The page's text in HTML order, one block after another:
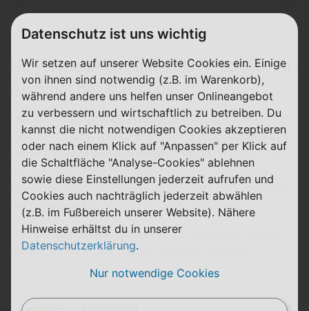
Hilfreiche Infos zum Galaxy-S26-Ultra-
Angebot bei Klarmobil
Wer seine bestehende Handynummer mitnehmen
möchte: Dies ist natürlich auch in diesemGalaxy-S26-
Ultra-Angebot von Klarmobil möglich. Wichtig allein
ist hier, dass diese Nummer dann nicht aus einem
Klarmobil-Tarif , der bereits im D2-Netz von Vodafone
läuft, stammt (auch nicht Dr. SIM oder crash).
Wie dieRufnummernmitnahme bei Klarmobil
abläuft, erklären wir hier noch einmal genauer:
Datenschutz ist uns wichtig
Wir setzen auf unserer Website Cookies ein. Einige
von ihnen sind notwendig (z.B. im Warenkorb),
während andere uns helfen unser Onlineangebot
zu verbessern und wirtschaftlich zu betreiben. Du
kannst die nicht notwendigen Cookies akzeptieren
oder nach einem Klick auf "Anpassen" per Klick auf
die Schaltfläche "Analyse-Cookies" ablehnen
sowie diese Einstellungen jederzeit aufrufen und
Cookies auch nachträglich jederzeit abwählen
(z.B. im Fußbereich unserer Website). Nähere
Hinweise erhältst du in unserer
Datenschutzerklärung.
Nur notwendige Cookies